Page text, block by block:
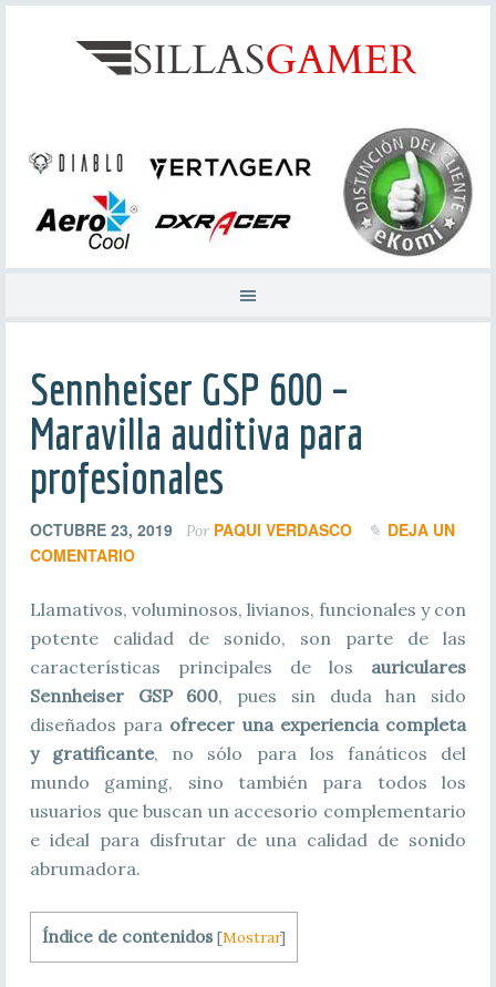
Sennheiser GSP 600 –
Maravilla auditiva para
profesionales
OCTUBRE 23, 2019 Por PAQUI VERDASCO
DEJA UN
COMENTARIO
Llamativos, voluminosos, livianos, funcionales y con
potente calidad de sonido, son parte de las
características principales de los auriculares
Sennheiser GSP 600, pues sin duda han sido
diseñados para ofrecer una experiencia completa
y gratificante, no sólo para los fanáticos del
mundo gaming, sino también para todos los
usuarios que buscan un accesorio complementario
e ideal para disfrutar de una calidad de sonido
abrumadora.
Índice de contenidos [Mostrar]